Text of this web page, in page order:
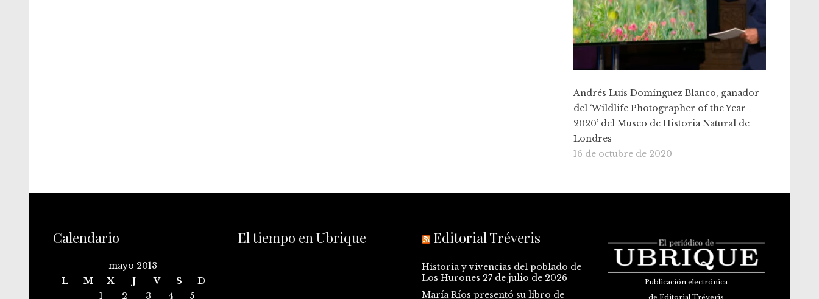
Andrés Luis Domínguez Blanco, ganador
del ‘Wildlife Photographer of the Year
2020’ del Museo de Historia Natural de
Londres
16 de octubre de 2020
Calendario
mayo 2013
L
M X J V S
D
1
2 3 4 5
El tiempo en Ubrique Editorial Tréveris
Historia y vivencias del poblado de
Los Hurones 27 de julio de 2026
María Ríos presentó su libro de
Publicación electrónica
de Editorial Tréveris